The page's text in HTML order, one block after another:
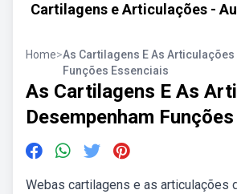
Cartilagens e Articulações -
Home>As Cartilagens E As
Funções Essenciais
As Cartilagens E As
Desempenham
Webas cartilagens e as articulações